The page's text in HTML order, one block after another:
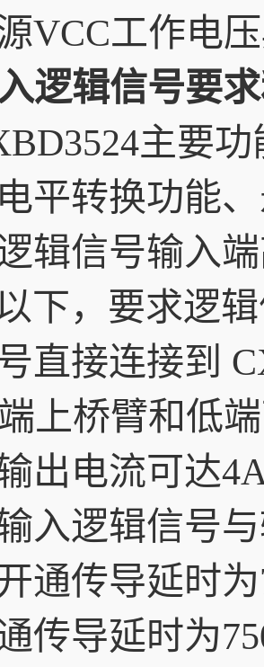
VCC工作电
逻辑信号要
主要功
平转换功能
辑信号输入
下，要求逻
直接连接到
上桥臂和低端
出电流可达
入逻辑信号
通传导延时
传导延时为